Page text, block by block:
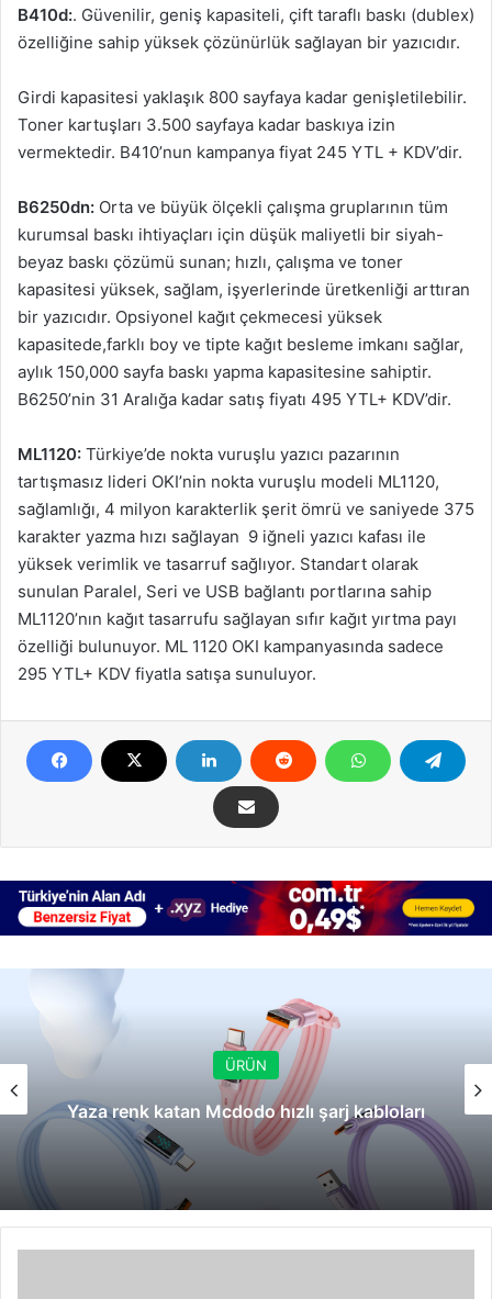
B410d:. Güvenilir, geniş kapasiteli, çift taraflı baskı (dublex)
özelliğine sahip yüksek çözünürlük sağlayan bir yazıcıdır.
Girdi kapasitesi yaklaşık 800 sayfaya kadar genişletilebilir.
Toner kartuşları 3.500 sayfaya kadar baskıya izin
vermektedir. B410’nun kampanya fiyat 245 YTL + KDV’dir.
B6250dn: Orta ve büyük ölçekli çalışma gruplarının tüm
kurumsal baskı ihtiyaçları için düşük maliyetli bir siyah-
beyaz baskı çözümü sunan; hızlı, çalışma ve toner
kapasitesi yüksek, sağlam, işyerlerinde üretkenliği arttıran
bir yazıcıdır. Opsiyonel kağıt çekmecesi yüksek
kapasitede,farklı boy ve tipte kağıt besleme imkanı sağlar,
aylık 150,000 sayfa baskı yapma kapasitesine sahiptir.
B6250’nin 31 Aralığa kadar satış fiyatı 495 YTL+ KDV’dir.
ML1120: Türkiye’de nokta vuruşlu yazıcı pazarının
tartışmasız lideri OKI’nin nokta vuruşlu modeli ML1120,
sağlamlığı, 4 milyon karakterlik şerit ömrü ve saniyede 375
karakter yazma hızı sağlayan 9 iğneli yazıcı kafası ile
yüksek verimlik ve tasarruf sağlıyor. Standart olarak
sunulan Paralel, Seri ve USB bağlantı portlarına sahip
ML1120’nın kağıt tasarrufu sağlayan sıfır kağıt yırtma payı
özelliği bulunuyor. ML 1120 OKI kampanyasında sadece
295 YTL+ KDV fiyatla satışa sunuluyor.
ÜRÜN
Yaza renk katan Mcdodo hızlı şarj kabloları